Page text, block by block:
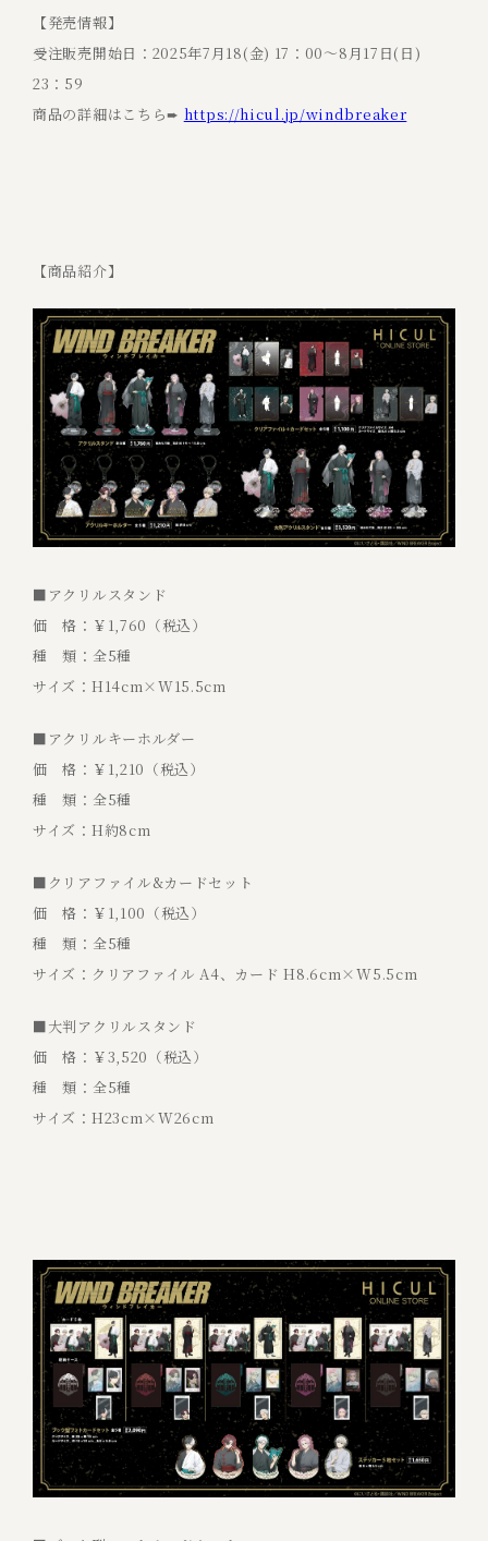
【発売情報】
受注販売開始日：2025年7月18(金) 17：00〜8月17日(日)
23：59
商品の詳細はこちら➨ https://hicul.jp/windbreaker
【商品紹介】
■アクリルスタンド
価 格：￥1,760（税込）
種 類：全5種
サイズ：H14cm×W15.5cm
■アクリルキーホルダー
価 格：￥1,210（税込）
種 類：全5種
サイズ：H約8cm
■クリアファイル&カードセット
価 格：￥1,100（税込）
種 類：全5種
サイズ：クリアファイル A4、カード H8.6cm×W5.5cm
■大判アクリルスタンド
価 格：￥3,520（税込）
種 類：全5種
サイズ：H23cm×W26cm